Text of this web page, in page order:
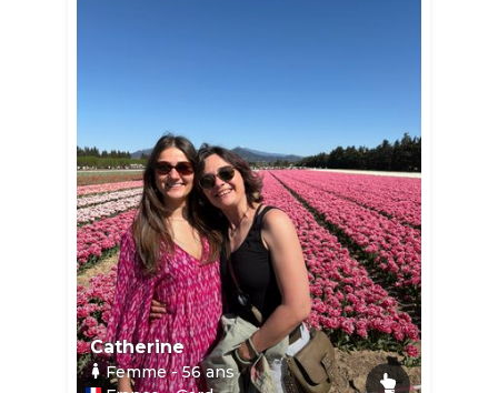
Catherine
Femme- 56ans